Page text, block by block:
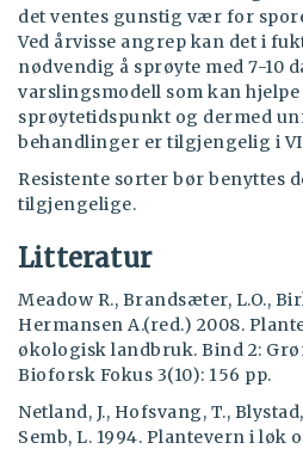
det ventes gunstig vær for
Ved årvisse angrep kan det i
nødvendig å sprøyte med 7-10
varslingsmodell som kan
sprøytetidspunkt og dermed
behandlinger er tilgjengelig i
Resistente sorter bør benyttes
tilgjengelige.
Litteratur
Meadow R., Brandsæter, L.O.,
Hermansen A.(red.) 2008.
økologisk landbruk. Bind 2:
Bioforsk Fokus 3(10): 156 pp.
Netland, J., Hofsvang, T.,
Semb, L. 1994. Plantevern i løk